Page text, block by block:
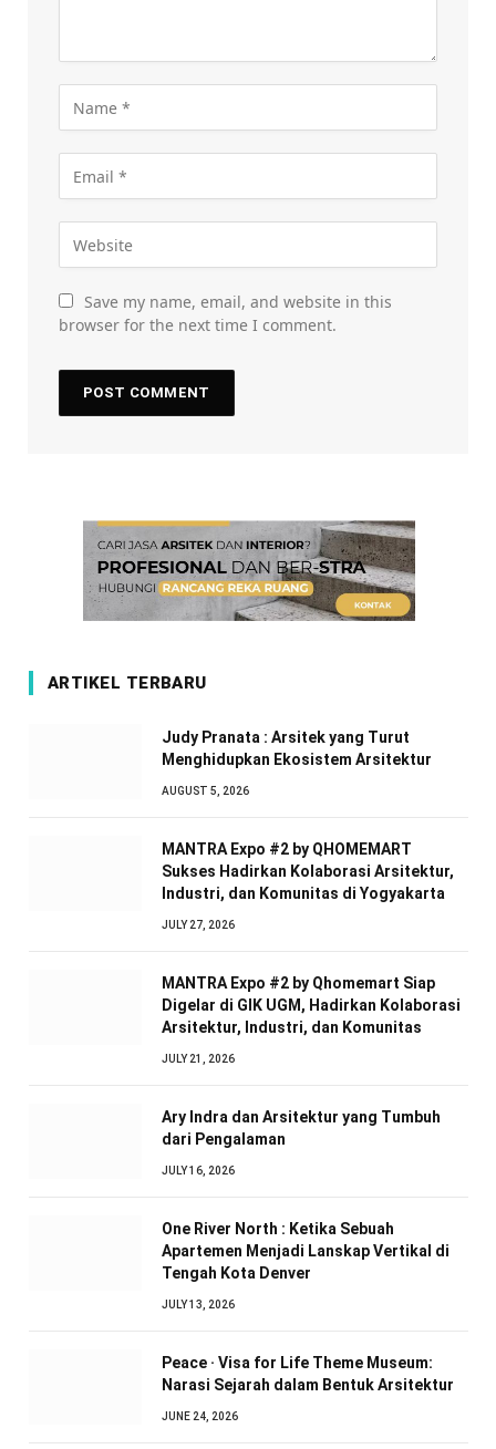
Save my name, email, and website in this
browser for the next time I comment.
ARTIKEL TERBARU
Judy Pranata : Arsitek yang Turut
Menghidupkan Ekosistem Arsitektur
AUGUST 5, 2026
MANTRA Expo #2 by QHOMEMART
Sukses Hadirkan Kolaborasi Arsitektur,
Industri, dan Komunitas di Yogyakarta
JULY 27, 2026
MANTRA Expo #2 by Qhomemart Siap
Digelar di GIK UGM, Hadirkan Kolaborasi
Arsitektur, Industri, dan Komunitas
JULY 21, 2026
Ary Indra dan Arsitektur yang Tumbuh
dari Pengalaman
JULY 16, 2026
One River North : Ketika Sebuah
Apartemen Menjadi Lanskap Vertikal di
Tengah Kota Denver
JULY 13, 2026
Peace · Visa for Life Theme Museum:
Narasi Sejarah dalam Bentuk Arsitektur
JUNE 24, 2026